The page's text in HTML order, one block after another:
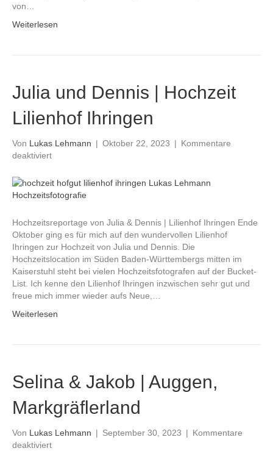
von…
Weiterlesen
Julia und Dennis | Hochzeit
Lilienhof Ihringen
Von Lukas Lehmann | Oktober 22, 2023 | Kommentare
deaktiviertfür
und
Dennis
Lilienhof
Ihringen
Hochzeitsreportage von Julia & Dennis | Lilienhof Ihringen Ende
Oktober ging es für mich auf den wundervollen Lilienhof
Ihringen zur Hochzeit von Julia und Dennis. Die
Hochzeitslocation im Süden Baden-Württembergs mitten im
Kaiserstuhl steht bei vielen Hochzeitsfotografen auf der Bucket-
List. Ich kenne den Lilienhof Ihringen inzwischen sehr gut und
freue mich immer wieder aufs Neue,…
Weiterlesen
Selina & Jakob | Auggen,
Markgräflerland
Von Lukas Lehmann | September 30, 2023 | Kommentare
deaktiviertfür